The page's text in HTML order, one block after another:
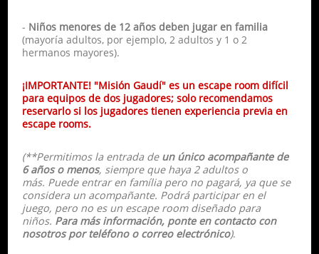
- Niños menores de 12 años deben jugar en familia
(mayoría adultos, por ejemplo, 2 adultos y 1 o 2
hermanos mayores).
¡IMPORTANTE! "Misión Gaudí" es un escape room difícil
para equipos de dos jugadores; solo recomendamos
reservarlo si los jugadores tienen experiencia previa en
escape rooms.
(**Permitimos la entrada de un único acompañante de
6 años o menos, siempre que haya 2 adultos o
más. Puede entrar en família pero no pagará, ya que se
considera un acompañante. Podrá participar en el
juego, pero no es un escape room diseñado para
niños. Para más información, ponte en contacto con
nosotros por teléfono o correo electrónico).